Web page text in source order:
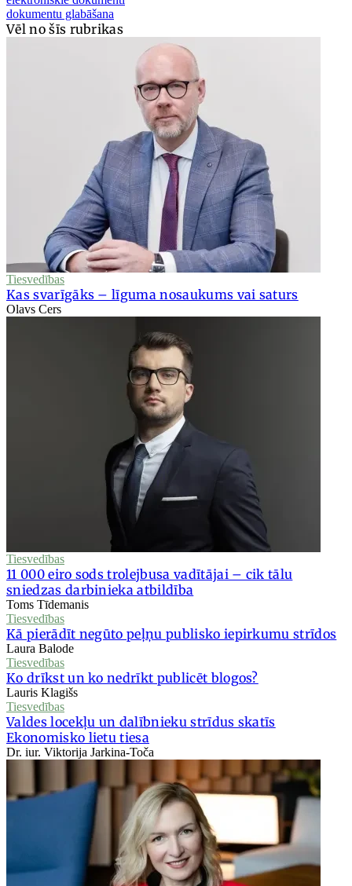
dokumentu glabāšana
Vēl no šīs rubrikas
Tiesvedības
Kas svarīgāks – līguma nosaukums vai saturs
Olavs Cers
Tiesvedības
11 000 eiro sods trolejbusa vadītājai – cik tālu
sniedzas darbinieka atbildība
Toms Tīdemanis
Tiesvedības
Kā pierādīt negūto peļņu publisko iepirkumu strīdos
Laura Balode
Tiesvedības
Ko drīkst un ko nedrīkt publicēt blogos?
Lauris Klagišs
Tiesvedības
Valdes locekļu un dalībnieku strīdus skatīs
Ekonomisko lietu tiesa
Dr. iur. Viktorija Jarkina-Toča